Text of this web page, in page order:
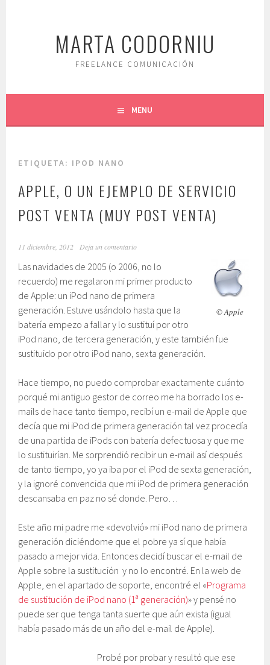
MARTA CODORNIU
FREELANCE COMUNICACIÓN
MENU
ETIQUETA: IPOD NANO
APPLE, O UN EJEMPLO DE SERVICIO
POST VENTA (MUY POST VENTA)
11 diciembre, 2012 Deja un comentario
© Apple
Las navidades de 2005 (o 2006, no lo
recuerdo) me regalaron mi primer producto
de Apple: un iPod nano de primera
generación. Estuve usándolo hasta que la
batería empezo a fallar y lo sustituí por otro
iPod nano, de tercera generación, y este también fue
sustituido por otro iPod nano, sexta generación.
Hace tiempo, no puedo comprobar exactamente cuánto
porqué mi antiguo gestor de correo me ha borrado los e-
mails de hace tanto tiempo, recibí un e-mail de Apple que
decía que mi iPod de primera generación tal vez procedía
de una partida de iPods con batería defectuosa y que me
lo sustituirían. Me sorprendió recibir un e-mail así después
de tanto tiempo, yo ya iba por el iPod de sexta generación,
y la ignoré convencida que mi iPod de primera generación
descansaba en paz no sé donde. Pero…
Este año mi padre me «devolvió» mi iPod nano de primera
generación diciéndome que el pobre ya sí que había
pasado a mejor vida. Entonces decidí buscar el e-mail de
Apple sobre la sustitución y no lo encontré. En la web de
Apple, en el apartado de soporte, encontré el «Programa
de sustitución de iPod nano (1ª generación)» y pensé no
puede ser que tenga tanta suerte que aún exista (igual
había pasado más de un año del e-mail de Apple).
Probé por probar y resultó que ese